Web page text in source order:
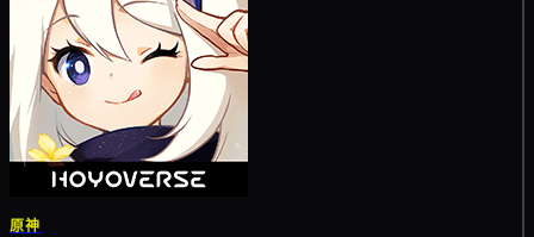
原神